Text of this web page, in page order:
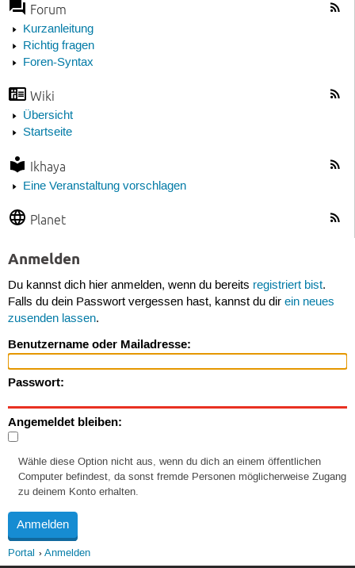
Forum
Kurzanleitung
Richtig fragen
Foren-Syntax
Wiki
Übersicht
Startseite
Ikhaya
Eine Veranstaltung vorschlagen
Planet
Anmelden
Du kannst dich hier anmelden, wenn du bereits registriert bist.
Falls du dein Passwort vergessen hast, kannst du dir ein neues
zusenden lassen.
Benutzername oder Mailadresse:
Passwort:
Angemeldet bleiben:
Wähle diese Option nicht aus, wenn du dich an einem öffentlichen
Computer befindest, da sonst fremde Personen möglicherweise Zugang
zu deinem Konto erhalten.
Portal Anmelden